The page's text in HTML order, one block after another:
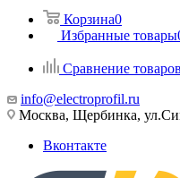
Корзина0
Избранные товары
Сравнение товаров
info@electroprofil.ru
Москва, Щербинка,
Вконтакте